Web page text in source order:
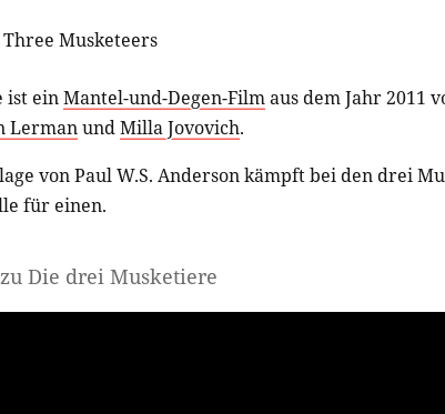
Three Musketeers
ist einMantel-und-Degen-Filmaus dem Jahr 2011
LermanundMilla Jovovich.
von Paul W.S. Anderson kämpft bei den drei
für einen.
Die drei Musketiere